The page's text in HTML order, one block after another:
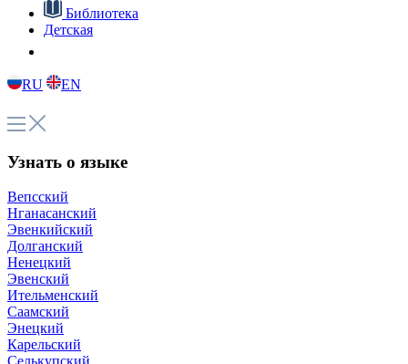
Библиотека
Детская
RU EN
Узнать о языке
Вепсский
Нганасанский
Эвенкийский
Долганский
Ненецкий
Эвенский
Ительменский
Саамский
Энецкий
Карельский